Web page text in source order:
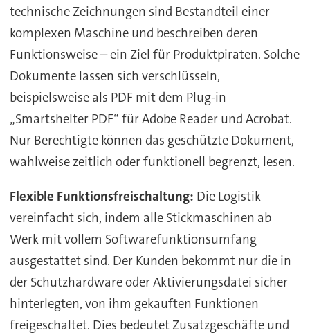
technische Zeichnungen sind Bestandteil einer
komplexen Maschine und beschreiben deren
Funktionsweise – ein Ziel für Produktpiraten. Solche
Dokumente lassen sich verschlüsseln,
beispielsweise als PDF mit dem Plug-in
„Smartshelter PDF“ für Adobe Reader und Acrobat.
Nur Berechtigte können das geschützte Dokument,
wahlweise zeitlich oder funktionell begrenzt, lesen.
Flexible Funktionsfreischaltung: Die Logistik
vereinfacht sich, indem alle Stickmaschinen ab
Werk mit vollem Softwarefunktionsumfang
ausgestattet sind. Der Kunden bekommt nur die in
der Schutzhardware oder Aktivierungsdatei sicher
hinterlegten, von ihm gekauften Funktionen
freigeschaltet. Dies bedeutet Zusatzgeschäfte und